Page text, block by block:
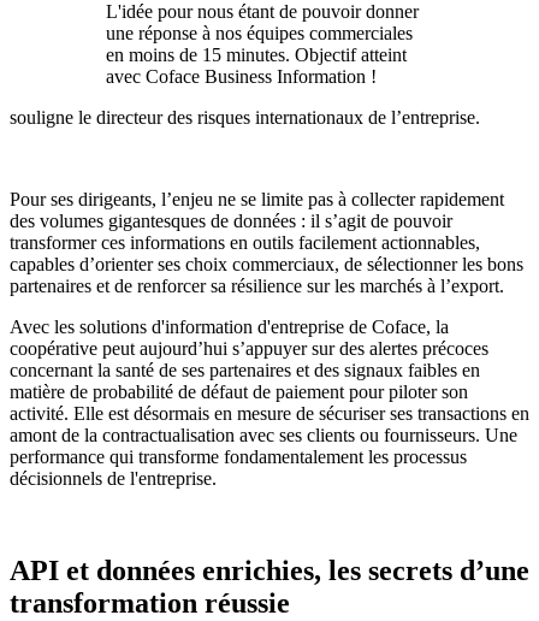
L'idée pour nous étant de pouvoir donner
une réponse à nos équipes commerciales
en moins de 15 minutes. Objectif atteint
avec Coface Business Information !
souligne le directeur des risques internationaux de l’entreprise.
Pour ses dirigeants, l’enjeu ne se limite pas à collecter rapidement
des volumes gigantesques de données : il s’agit de pouvoir
transformer ces informations en outils facilement actionnables,
capables d’orienter ses choix commerciaux, de sélectionner les bons
partenaires et de renforcer sa résilience sur les marchés à l’export.
Avec les solutions d'information d'entreprise de Coface, la
coopérative peut aujourd’hui s’appuyer sur des alertes précoces
concernant la santé de ses partenaires et des signaux faibles en
matière de probabilité de défaut de paiement pour piloter son
activité. Elle est désormais en mesure de sécuriser ses transactions en
amont de la contractualisation avec ses clients ou fournisseurs. Une
performance qui transforme fondamentalement les processus
décisionnels de l'entreprise.
API et données enrichies, les secrets d’une
transformation réussie